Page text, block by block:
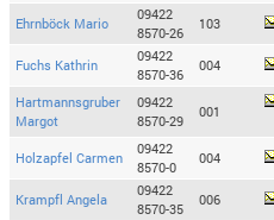
Ehrnböck Mario
09422
8570-26
103
Fuchs Kathrin
09422
8570-36
004
Hartmannsgruber
Margot
09422
8570-29
001
Holzapfel Carmen
09422
8570-0
004
Krampfl Angela
09422
8570-35
006